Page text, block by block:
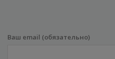
Ваш email (обязательно)